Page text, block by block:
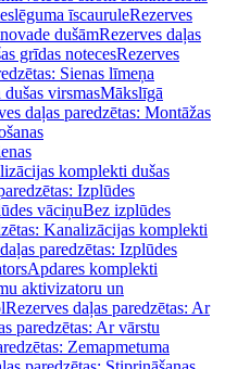
īscauruleRezerves
dušāmRezerves daļas
grīdas notecesRezerves
Sienas līmeņa
virsmasMākslīgā
daļas paredzētas: Montāžas
komplekti dušas
Izplūdes
vāciņuBez izplūdes
Kanalizācijas komplekti
paredzētas: Izplūdes
Apdares komplekti
aktivizatoru un
Rezerves daļas paredzētas: Ar
paredzētas: Ar vārstu
Zemapmetuma